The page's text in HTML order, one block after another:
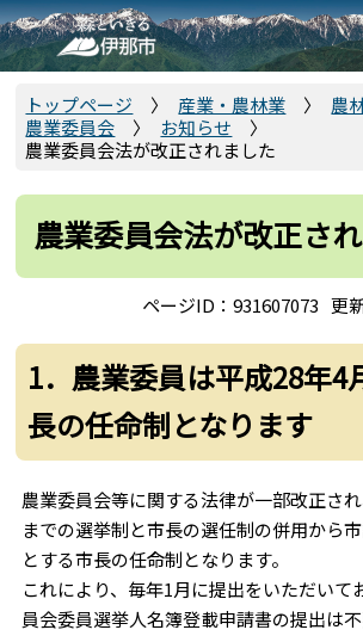
こ
の
ペ
先
トップページ 産業・農林業
農
農業委員会
お知らせ
農業委員会法が改正されました
農業委員会法が改正さ
ページID：931607073 更
1．農業委員は平成28年4
長の任命制となります
農業委員会等に関する法律が一部改正さ
までの選挙制と市長の選任制の併用から
とする市長の任命制となります。
これにより、毎年1月に提出をいただいて
員会委員選挙人名簿登載申請書の提出は不